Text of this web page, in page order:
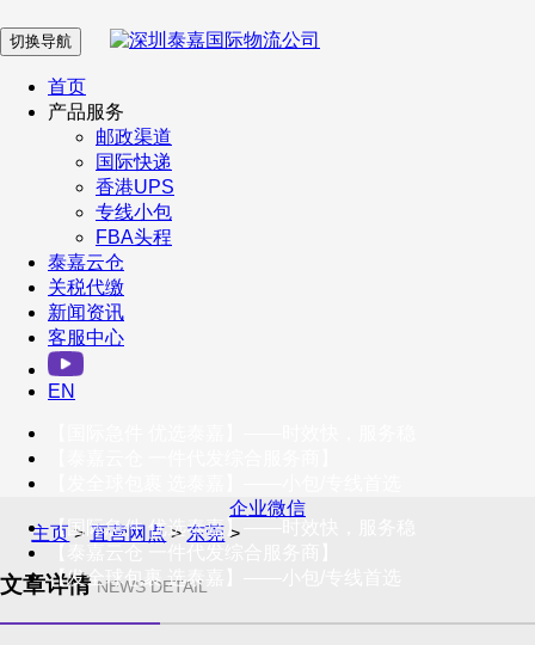
在 线 客 服
企业微信
订阅号
客户服务热线
400-098-5699
联系我们
切换导航
首页
产品服务
邮政渠道
国际快递
香港UPS
专线小包
FBA头程
泰嘉云仓
关税代缴
新闻资讯
客服中心
EN
【国际急件 优选泰嘉】——时效快，服务稳
【发全球包裹 选泰嘉】——小包/专线首选
企业微信
主页 > 直营网点 > 东莞 >
文章详情 NEWS DETAIL